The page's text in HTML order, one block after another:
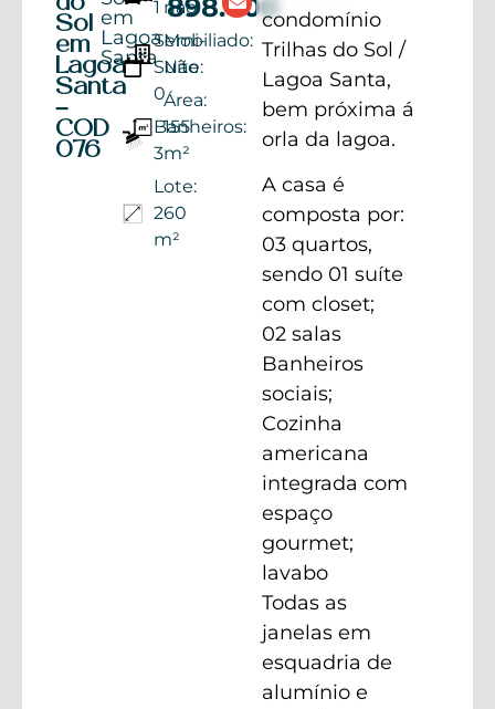
Sol
em
Lagoa
Santa
–
COD
076
em
Lagoa
Santa
1
Semi-
Suíte:
0
Banheiros:
3
Lote:
260
m²
nao
Mobiliado:
Não
Área:
155
m²
898.000condomínio
Trilhas do Sol /
Lagoa Santa,
bem próxima á
orla da lagoa.
A casa é
composta por:
03 quartos,
sendo 01 suíte
com closet;
02 salas
Banheiros
sociais;
Cozinha
americana
integrada com
espaço
gourmet;
lavabo
Todas as
janelas em
esquadria de
alumínio e